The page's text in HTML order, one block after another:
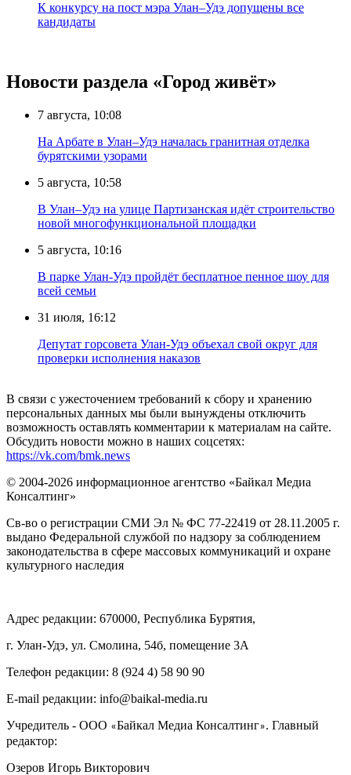
К конкурсу на пост мэра Улан–Удэ допущены все
кандидаты
Новости раздела «Город живёт»
7 августа, 10:08
На Арбате в Улан–Удэ началась гранитная отделка
бурятскими узорами
5 августа, 10:58
В Улан–Удэ на улице Партизанская идёт строительство
новой многофункциональной площадки
5 августа, 10:16
В парке Улан-Удэ пройдёт бесплатное пенное шоу для
всей семьи
31 июля, 16:12
Депутат горсовета Улан-Удэ объехал свой округ для
проверки исполнения наказов
В связи с ужесточением требований к сбору и хранению
персональных данных мы были вынуждены отключить
возможность оставлять комментарии к материалам на сайте.
Обсудить новости можно в наших соцсетях:
https://vk.com/bmk.news
© 2004-2026 информационное агентство «Байкал Медиа
Консалтинг»
Св-во о регистрации СМИ Эл № ФС 77-22419 от 28.11.2005 г.
выдано Федеральной службой по надзору за соблюдением
законодательства в сфере массовых коммуникаций и охране
культурного наследия
Адрес редакции: 670000, Республика Бурятия,
г. Улан-Удэ, ул. Смолина, 54б, помещение 3А
Телефон редакции: ‎‎8 (924 4) 58 90 90
E-mail редакции: info@baikal-media.ru
Учредитель - ООО «Байкал Медиа Консалтинг». Главный
редактор:
Озеров Игорь Викторович